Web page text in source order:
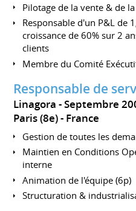
Pilotage de la vente & de
Responsable d'un P&L de
croissance de 60% sur 2
clients
Membre du Comité
Responsable de
Linagora Septembre
Paris (8e)
France
Gestion de toutes les
Maintien en Conditions
interne
Animation de l'équipe (6p)
Structuration &